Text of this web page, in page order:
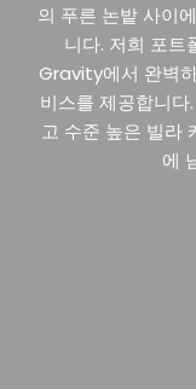
의 푸른 논밭 사이
니다. 저희 포트
Gravity에서 완벽
비스를 제공합니다
고 수준 높은 빌라
에